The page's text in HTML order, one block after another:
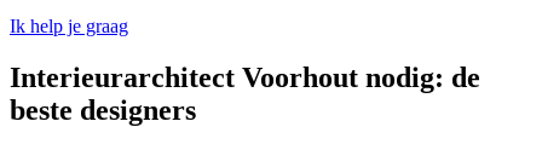
Ik help je graag
Interieurarchitect Voorhout nodig: de
beste designers